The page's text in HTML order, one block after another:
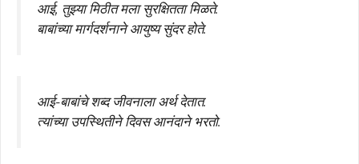
आई, तुझ्या मिठीत मला सुरक्षितता मिळते.
बाबांच्या मार्गदर्शनाने आयुष्य सुंदर होते.
आई-बाबांचे शब्द जीवनाला अर्थ देतात.
त्यांच्या उपस्थितीने दिवस आनंदाने भरतो.